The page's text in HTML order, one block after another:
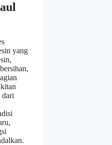
yang
dari